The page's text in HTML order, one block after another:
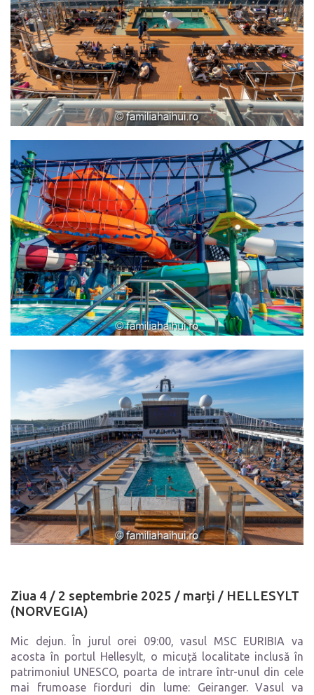
Ziua 4 / 2 septembrie 2025 / marți / HELLESYLT
(NORVEGIA)
Mic dejun. În jurul orei 09:00, vasul MSC EURIBIA va
acosta în portul Hellesylt, o micuță localitate inclusă în
patrimoniul UNESCO, poarta de intrare într-unul din cele
mai frumoase fiorduri din lume: Geiranger. Vasul va